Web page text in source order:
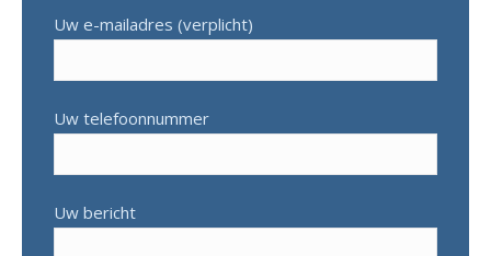
Uw e-mailadres (verplicht)
Uw telefoonnummer
Uw bericht